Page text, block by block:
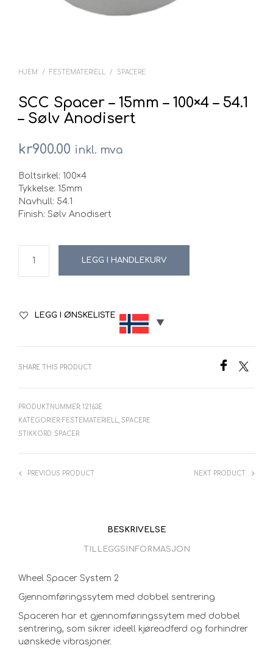
HJEM / FESTEMATERIELL / SPACERE
SCC Spacer – 15mm – 100×4 – 54.1
– Sølv Anodisert
kr900.00 inkl. mva
Boltsirkel: 100×4
Tykkelse: 15mm
Navhull: 54.1
Finish: Sølv Anodisert
LEGG I HANDLEKURV
LEGG I ØNSKELISTE
SHARE THIS PRODUCT
PRODUKTNUMMER: 12163E
KATEGORIER: FESTEMATERIELL
SPACERE
STIKKORD: SPACER
PREVIOUS PRODUCT NEXT PRODUCT
BESKRIVELSE
TILLEGGSINFORMASJON
Wheel Spacer System 2
Gjennomføringssytem med dobbel sentrering
Spaceren har et gjennomføringssytem med dobbel
sentrering, som sikrer ideell kjøreadferd og forhindrer
uønskede vibrasjoner.